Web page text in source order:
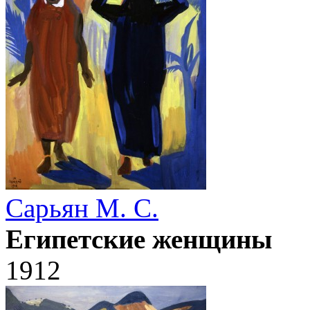
Сарьян М. С.
Египетские женщины
1912